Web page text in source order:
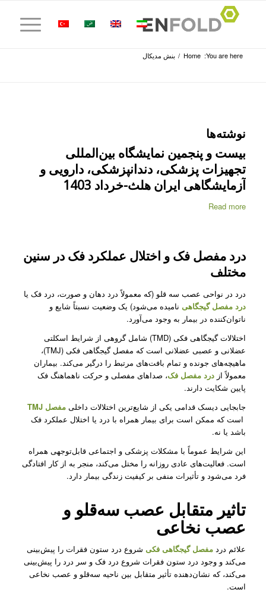
You are here:
Home
/ بنش مدیکال
نوشته‌ها
بیست و پنجمین نمایشگاه بین‌المللی
تجهیزات پزشکی، دندانپزشکی، دارویی و
آزمایشگاهی ایران هلث-خرداد 1403
Read more
درد مفصل فک و اختلال عملکرد فک در سنین
مختلف
درد در نواحی عصب سه قلو (که معمولاً درد دهان و صورت، درد فک یا
درد مفصل گیجگاهی نامیده می‌شود) یک وضعیت نسبتاً شایع و
ناتوان‌کننده در بیمار به وجود می‌آورد.
اختلالات گیجگاهی فکی (TMD) شامل گروهی از شرایط اسکلتی
عضلانی و عصبی عضلانی است که مفصل گیجگاهی فکی (TMJ)،
ماهیچه‌های جونده و تمام بافت‌های مرتبط را درگیر می‌کند. بیماران
معمولاً از درد مفصل فک، صداهای مفصلی و حرکت ناهماهنگ فک
پایین شکایت دارند.
جابجایی دیسک قدامی یکی از شایع‌ترین اختلالات داخلی مفصل TMJ
است که ممکن است برای بیمار همراه با درد یا اختلال عملکرد فک
باشد یا نه.
این شرایط عموماً با مشکلات پزشکی و اجتماعی قابل‌توجهی همراه
است. فعالیت‌های عادی روزانه را مختل می‌کند، منجر به از کار افتادگی
فرد می‌شود و تأثیرات منفی بر کیفیت زندگی بیمار دارد.
تاثیر متقابل عصب سه‌قلو و
عصب نخاعی
علائم درد مفصل گیجگاهی فکی شروع درد ستون فقرات را پیش‌بینی
می‌کند و وجود درد ستون فقرات شروع درد فک و سر درد را پیش‌بینی
می‌کند، که نشان‌دهنده تأثیر متقابل بین ناحیه سه‌قلو و عصب‌ نخاعی
است.